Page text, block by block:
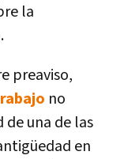
la
preaviso,
no
una de las
en